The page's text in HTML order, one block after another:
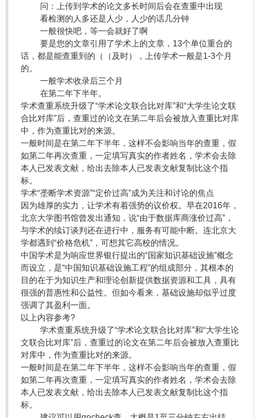
问：上传到学术的论文多长时间后会在查重中出现
看检测的人多还是人少，人少的话几分钟
一般很快吧，等一会就好了啊
要是您的文章引用了学术上的文章，13个单位重合的
话，都是能查重到的（（及时），上传学术一般是1-3个月
的。
一般学术收录后三个月
在第二年下半年。
学术查重系统升级了“学术论文联合比对库”和“大学生论文联
合比对库”后，查重过的论文在第二年后会被放入查重比对库
中，作为查重比对的来源。
一般时间是在第二年下半年，这样不会影响当年的查重，假
如第二年再次查重，一定填写真实的作者姓名，学术会去除
本人已发表文献，给出去除本人已发表文献复制比这个指
标。
学术“垄断学术资源”“定价过高”成为关注和讨论的焦点
因为雄厚的实力，让学术有着强势的议价权。早在2016年，
北京大学图书馆曾发出通知，说“由于数据库商涨价过高”，
与学术的续订谈判还在进行中，服务有可能中断。连北京大
学都遇到“价格危机”，可想其它高校的情况。
中国学术是为响应世界银行提出的“国家知识基础设施”概念
而设立，是“中国知识基础设施工程”的组成部分，其根本的
目的在于为知识生产和理论创新提供数据资源和工具，具有
很强的普惠性和公益性。但如今看来，基础设施却似乎过度
强调了其盈利一面。
以上内容参考?
学术查重系统升级了“学术论文联合比对库”和“大学生论
文联合比对库”后，查重过的论文在第二年后会被放入查重比
对库中，作为查重比对的来源。
一般时间是在第二年下半年，这样不会影响当年的查重，假
如第二年再次查重，一定填写真实的作者姓名，学术会去除
本人已发表文献，给出去除本人已发表文献复制比这个指
标。